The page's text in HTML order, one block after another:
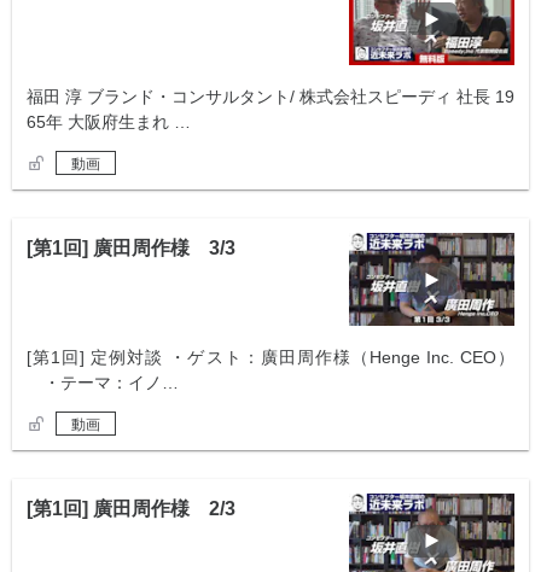
福田 淳 ブランド・コンサルタント/ 株式会社スピーディ 社長 19
65年 大阪府生まれ …
動画
[第1回] 廣田周作様 3/3
[第1回] 定例対談 ・ゲスト：廣田周作様（Henge Inc. CEO）
・テーマ：イノ…
動画
[第1回] 廣田周作様 2/3